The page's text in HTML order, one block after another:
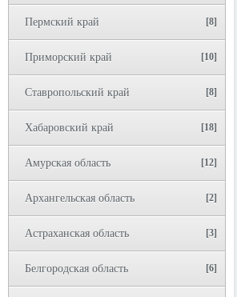
Пермский край [8]
Приморский край [10]
Ставропольский край [8]
Хабаровский край [18]
Амурская область [12]
Архангельская область [2]
Астраханская область [3]
Белгородская область [6]